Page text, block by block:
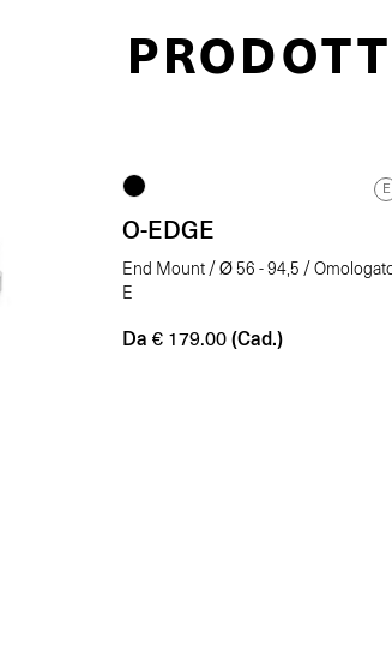
E
O-EDGE
End Mount / Ø 56 - 94,5 /
E
Da € 179.00 (Cad.)